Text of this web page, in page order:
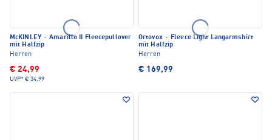
McKINLEY · Amarillo II Fleecepullover
mit Halfzip
Herren
€ 24,99
UVP* € 34,99
Ortovox · Fleece Light Langarmshirt
mit Halfzip
Herren
€ 169,99